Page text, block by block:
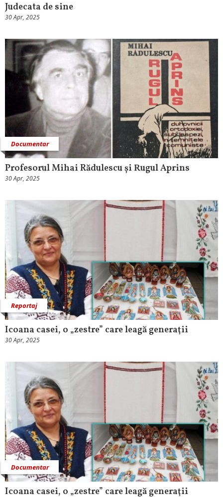
Judecata de sine
30 Apr, 2025
Documentar
Profesorul Mihai Rădulescu și Rugul Aprins
30 Apr, 2025
Reportaj
Icoana casei, o „zestre” care leagă generaţii
30 Apr, 2025
Documentar
Icoana casei, o „zestre” care leagă generaţii